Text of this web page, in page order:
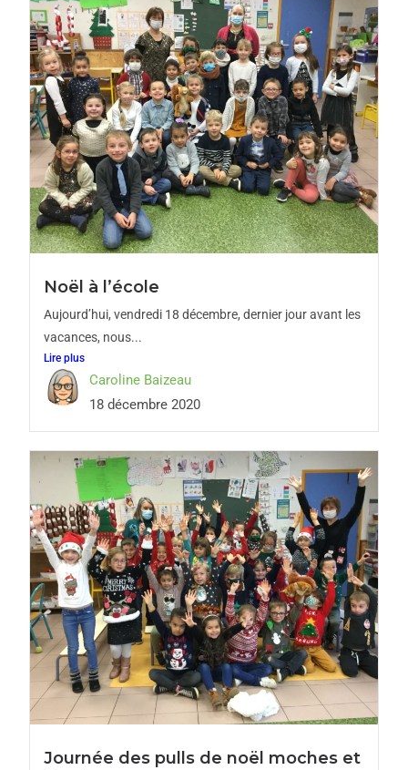
Noël à l’école
Aujourd’hui, vendredi 18 décembre, dernier jour avant les
vacances, nous...
Lire plus
Caroline Baizeau
18 décembre 2020
Journée des pulls de noël moches et